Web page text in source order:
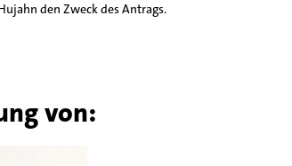
den Zweck des Antrags.
von: